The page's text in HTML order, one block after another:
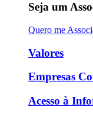
Seja um
Quero me
Valores
Empresas
Acesso à